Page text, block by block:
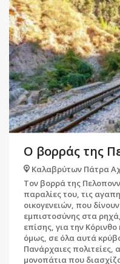
Καλαβρύτων Πάτρα
Τον βορρά της
παραλίες του, τις
οικογενειών, που
εμπιστοσύνης στα
επίσης, για την
όμως, σε όλα αυτά
Πανάρχαιες πολιτείες,
μονοπάτια που